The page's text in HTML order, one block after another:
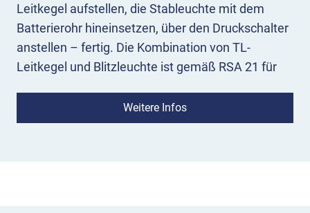
Leitkegel aufstellen, die Stableuchte mit dem
Batterierohr hineinsetzen, über den Druckschalter
anstellen – fertig. Die Kombination von TL-
Leitkegel und Blitzleuchte ist gemäß RSA 21 für
Weitere Infos